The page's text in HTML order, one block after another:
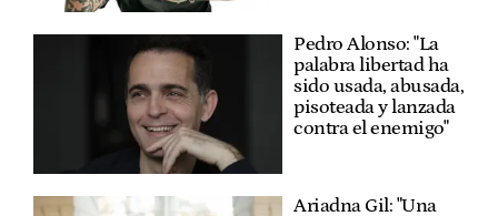
Pedro Alonso: "La
palabra libertad ha
sido usada, abusada,
pisoteada y lanzada
contra el enemigo"
Ariadna Gil: "Una